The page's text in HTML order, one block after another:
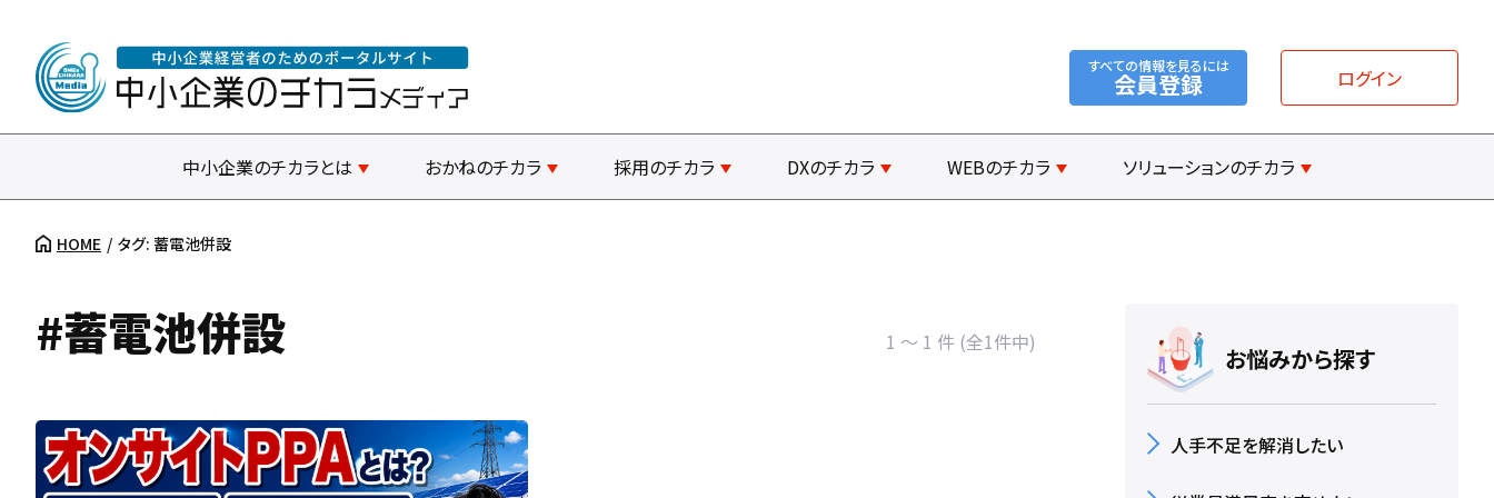
すべての情報を見るには
会員登録 ログイン
中小企業のチカラとは おかねのチカラ 採用のチカラ DXのチカラ WEBのチカラ ソリューションのチカラ
HOME タグ: 蓄電池併設
#蓄電池併設 1 ～ 1 件 (全1件中)
お悩みから探す
人手不足を解消したい